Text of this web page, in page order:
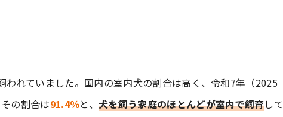
われていました。国内の室内犬の割合は高く、令和7年（2025
の割合は91.4％と、 犬を飼う家庭のほとんどが室内で飼育して